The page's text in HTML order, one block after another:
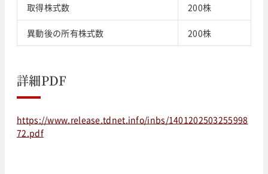
取得株式数 200株
異動後の所有株式数 200株
詳細PDF
https://www.release.tdnet.info/inbs/1401202503255998
72.pdf